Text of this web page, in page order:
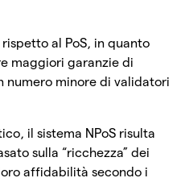
rispetto al PoS, in quanto
maggiori garanzie di
numero minore di validatori
il sistema NPoS risulta
sulla “ricchezza” dei
affidabilità secondo i